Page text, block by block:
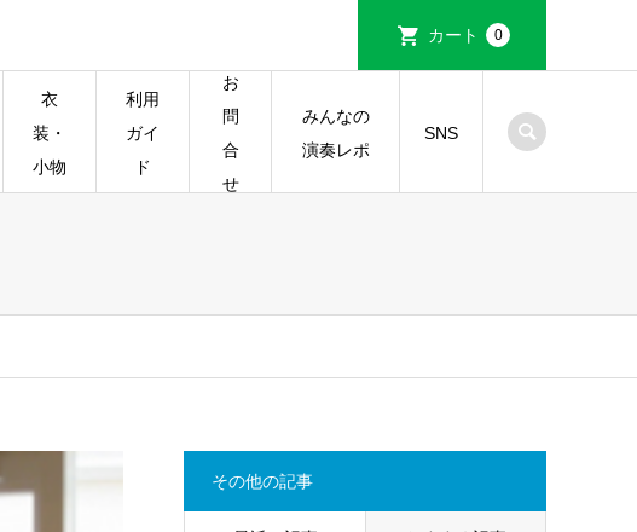
カート 0
衣
装・
小物
利用
ガイ
ド
お
問
合
せ
みんなの
演奏レポ
SNS
その他の記事